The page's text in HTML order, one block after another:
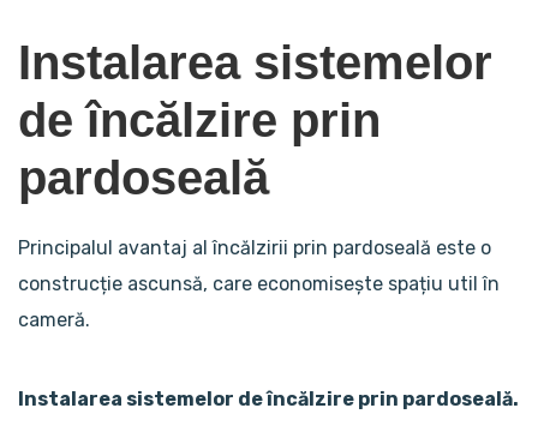
Instalarea sistemelor
de încălzire prin
pardoseală
Principalul avantaj al încălzirii prin pardoseală este o
construcție ascunsă, care economisește spațiu util în
cameră.
Instalarea sistemelor de încălzire prin pardoseală.